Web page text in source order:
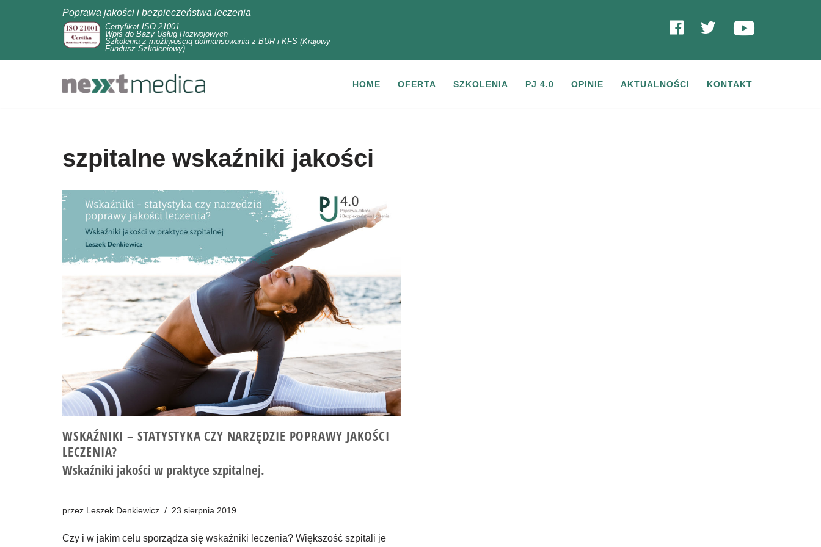
Poprawa jakości i bezpieczeństwa leczenia
Certyfikat ISO 21001
Wpis do Bazy Usług Rozwojowych
Szkolenia z możliwością dofinansowania z BUR i KFS (Krajowy
Fundusz Szkoleniowy)
Facebook YouTube
HOME OFERTA SZKOLENIA PJ 4.0 OPINIE AKTUALNOŚCI KONTAKT
szpitalne wskaźniki jakości
WSKAŹNIKI – STATYSTYKA CZY NARZĘDZIE POPRAWY JAKOŚCI
LECZENIA?
Wskaźniki jakości w praktyce szpitalnej.
przez Leszek Denkiewicz 23 sierpnia 2019
Czy i w jakim celu sporządza się wskaźniki leczenia? Większość szpitali je